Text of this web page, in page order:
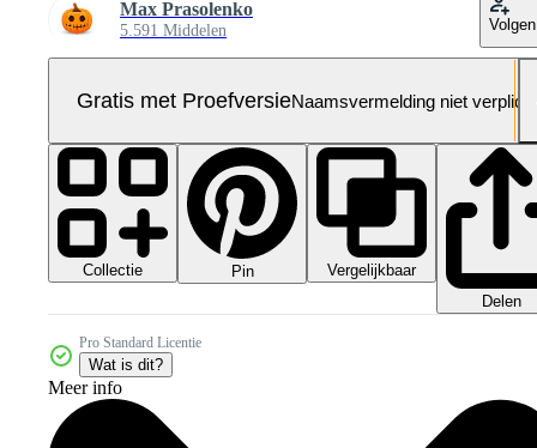
Max Prasolenko
5.591 Middelen Volgen
Gratis met ProefversieNaamsvermelding niet verplicht
Collectie Pin
Vergelijkbaar
Delen
Pro Standard Licentie
Wat is dit?
Meer info